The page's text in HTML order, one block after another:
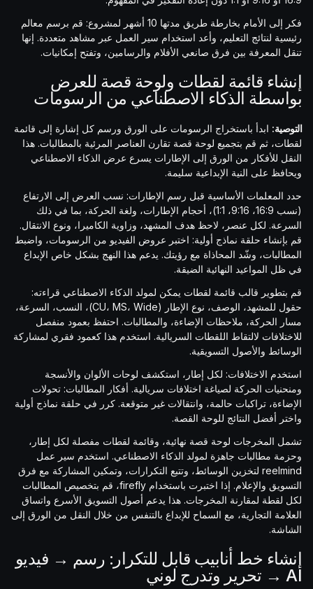
فكر إلى الأمام بخارطة طريق مدتها 10 أشهر لمشروع: قم برسم معالم
رئيسية لنتائج التعليم، وأعد استخدام سير العمل عبر مشاهد متعددة. إنها
تنقل المعرفة بين فرق صانعي الأفلام والرسامين، وتفتح إمكانيات.
إنشاء قائمة لقطات ولوحة قصة للعرض
بواسطة الذكاء الاصطناعي من الرسومات
التوصية: ابدأ باستخراج الرسومات على الورق ورسم كل إشارة إلى قائمة
لقطات، ثم قم بتجميع لوحة قصة تقارن العناصر المرئية بالمطالبات. هذا
النقل للأفكار من الورق إلى الإطارات يسرع عرض الذكاء الاصطناعي
ويحافظ على النية الإبداعية سليمة.
حدد المعلمات الأساسية قبل رسم الإطارات: نسب العرض إلى الارتفاع
(نسب 16:9، 9:16، 1:1)، أحجام الإطارات، ولغة الحركة، بما في ذلك
السرعة. لكل عنصر، لاحظ هدف المشهد، وزاوية الكاميرا، ونوع الانتقال.
قم بإنشاء حلقة نماذج أولية: اختبر عروض الفيديو من الرسومات، واضبط
المطالبات، وشّد المحاذاة مع رؤيتك. يدعم هذا النهج بشكل خاص الإبداع
في ظل المواعيد النهائية الضيقة.
قم بتطوير قالب قائمة لقطات يمكن لمولد الذكاء الاصطناعي قراءته:
حقول للمشهد، الوصف، نوع الإطار (CU، MS، Wide)، النسب، السرعة،
مسار الحركة، ملاحظات الإضاءة، والمطالبات. احتفظ بعمود منفصل
للاختلافات لالتقاط اللقطات السريالية. استخدم هذا كعمود فقري لمشاركة
الوسائط والأصول التسويقية.
استخدم الاختلافات: لكل إطار، استكشف لوحات الألوان والأنسجة
ومنحنيات الحركة لصياغة اختلافات سريالية. أفكار المطالبات: تحولات
الإضاءة، تراكبات حالمة، وانتقالات غير متوقعة. كرر في حلقة نماذج أولية
واختر أفضل النتائج للوحة القصة.
تشمل المخرجات لوحة قصة نهائية، وقائمة لقطات مفصلة لكل إطار،
وحزمة مطالبات جاهزة لمولد الذكاء الاصطناعي. استخدم سير عمل
reelmind لتخزين الوسائط، وتتبع التكرارات، وتمكين المشاركة مع فرق
التسويق والإعلام. إذا اختبرت باستخدام firefly، قم بتخصيص المطالبات
لكل لقطة لمقارنة المخرجات. هذا يدعم أصول التسويق الأسرع واتساق
العلامة التجارية، مع السماح للإبداع بالتنفس من خلال النقل من الورق إلى
الشاشة.
إنشاء خط أنابيب قابل للتكرار: رسم → فيديو
AI → تحرير وتدرج لوني